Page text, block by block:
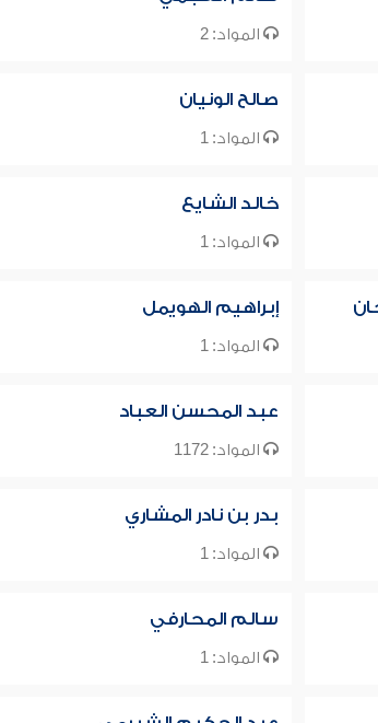
المواد: 2
صالح الونيان
المواد: 1
خالد الشايع
المواد: 1
إبراهيم الهويمل
المواد: 1
عبد المحسن العباد
المواد: 1172
بدر بن نادر المشاري
المواد: 1
سالم المحارفي
المواد: 1